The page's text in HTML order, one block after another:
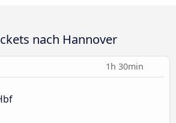
nach Hannover
1h 30min